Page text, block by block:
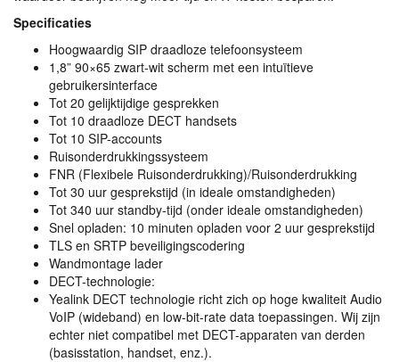
Specificaties
Hoogwaardig SIP draadloze telefoonsysteem
1,8” 90×65 zwart-wit scherm met een intuïtieve
gebruikersinterface
Tot 20 gelijktijdige gesprekken
Tot 10 draadloze DECT handsets
Tot 10 SIP-accounts
Ruisonderdrukkingssysteem
FNR (Flexibele Ruisonderdrukking)/Ruisonderdrukking
Tot 30 uur gesprekstijd (in ideale omstandigheden)
Tot 340 uur standby-tijd (onder ideale omstandigheden)
Snel opladen: 10 minuten opladen voor 2 uur gesprekstijd
TLS en SRTP beveiligingscodering
Wandmontage lader
DECT-technologie:
Yealink DECT technologie richt zich op hoge kwaliteit Audio
VoIP (wideband) en low-bit-rate data toepassingen. Wij zijn
echter niet compatibel met DECT-apparaten van derden
(basisstation, handset, enz.).